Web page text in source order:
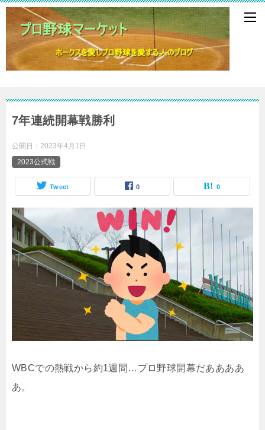
7年連続開幕戦勝利
公開日： 2023年4月1日
2023公式戦
Tweet 0 0
WBCでの熱戦から約1週間…プロ野球開幕だああああ
あ。